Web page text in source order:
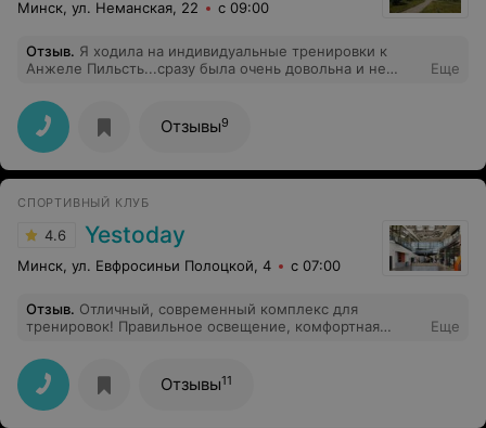
Минск, ул. Неманская, 22 с 09:00
Отзыв. Я ходила на индивидуальные тренировки к
Анжеле Пильсть...сразу была очень довольна и не
поменялось...за те же деньги я занимаюсь
сама..Анжела очень посредственно участвовала в
моем занятии (она сказала, что я уже все знаю и могу
сама заниматься)..простите..а за что я плачу деньги? Я
советую выбрать другого тренера.
Еще
Отзывы9
СПОРТИВНЫЙ КЛУБ
4.6 Yestoday
Минск, ул. Евфросиньи Полоцкой, 4 с 07:00
Отзыв. Отличный, современный комплекс для
тренировок! Правильное освещение, комфортная
оборудовано! душ, мыло жидкое в наличии, шкафчики
индивидуальные. Есть где выпить чай/кофе . Покушать
роллы/суши. Детская игровая комната . Рекомендую!
Еще
Отзывы11